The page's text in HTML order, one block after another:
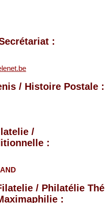
:
/ Histoire Postale :
/
:
/ Philatélie
: